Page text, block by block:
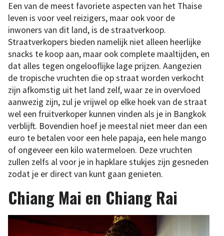
Een van de meest favoriete aspecten van het Thaise
leven is voor veel reizigers, maar ook voor de
inwoners van dit land, is de straatverkoop.
Straatverkopers bieden namelijk niet alleen heerlijke
snacks te koop aan, maar ook complete maaltijden, en
dat alles tegen ongelooflijke lage prijzen. Aangezien
de tropische vruchten die op straat worden verkocht
zijn afkomstig uit het land zelf, waar ze in overvloed
aanwezig zijn, zul je vrijwel op elke hoek van de straat
wel een fruitverkoper kunnen vinden als je in Bangkok
verblijft. Bovendien hoef je meestal niet meer dan een
euro te betalen voor een hele papaja, een hele mango
of ongeveer een kilo watermeloen. Deze vruchten
zullen zelfs al voor je in hapklare stukjes zijn gesneden
zodat je er direct van kunt gaan genieten.
Chiang Mai en Chiang Rai